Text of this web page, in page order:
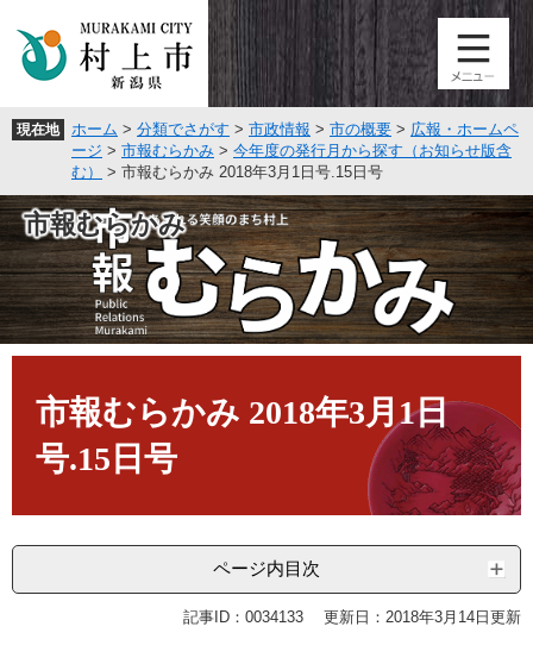
頭
。
飛
て
本
文
へ
現在地 ホーム > 分類でさがす > 市政情報 > 市の概要 > 広報・ホームペ
ージ > 市報むらかみ > 今年度の発行月から探す（お知らせ版含
む）
> 市報むらかみ 2018年3月1日号.15日号
市報むらかみ
市報むらかみ 2018年3月1日
号.15日号
ページ内目次
記事ID：0034133 更新日：2018年3月14日更新